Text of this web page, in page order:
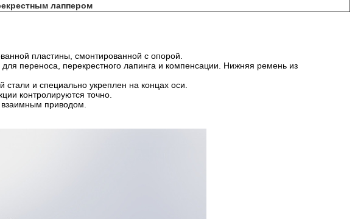
лаппером
пластины, смонтированной с опорой.
переноса, перекрестного лапинга и компенсации. Нижняя ремень из
и специально укреплен на концах оси.
контролируются точно.
приводом.